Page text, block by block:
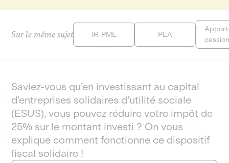
Sur le même sujet IR-PME PEA
Saviez-vous qu’en investissant au capital
d’entreprises solidaires d’utilité sociale
(ESUS), vous pouvez réduire votre impôt de
25% sur le montant investi ? On vous
explique comment fonctionne ce dispositif
fiscal solidaire !